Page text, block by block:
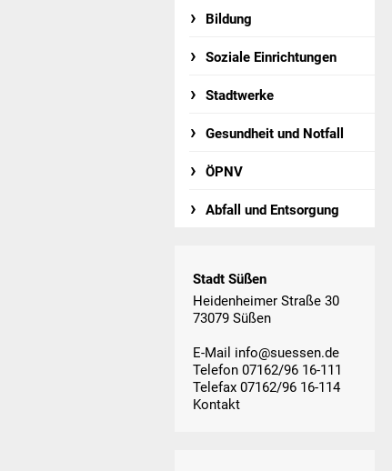
Bildung
Soziale Einrichtungen
Stadtwerke
Gesundheit und Notfall
ÖPNV
Abfall und Entsorgung
Stadt Süßen
Heidenheimer Straße 30
73079 Süßen
E-Mail info@suessen.de
Telefon 07162/96 16-111
Telefax 07162/96 16-114
Kontakt